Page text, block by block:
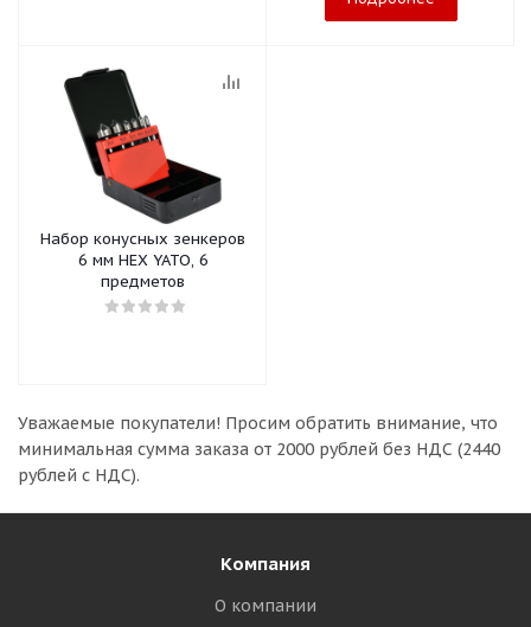
Набор конусных зенкеров
6 мм HEX YATO, 6
предметов
Уважаемые покупатели! Просим обратить внимание, что
минимальная сумма заказа от 2000 рублей без НДС (2440
рублей с НДС).
Компания
О компании